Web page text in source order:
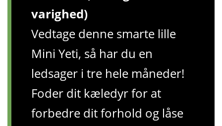
varighed)
Vedtage denne smarte lille
Mini Yeti, så har du en
ledsager i tre hele måneder!
Foder dit kæledyr for at
forbedre dit forhold og låse